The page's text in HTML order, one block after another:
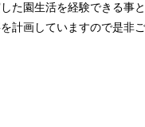
た園生活を経験できる事
計画していますので是非